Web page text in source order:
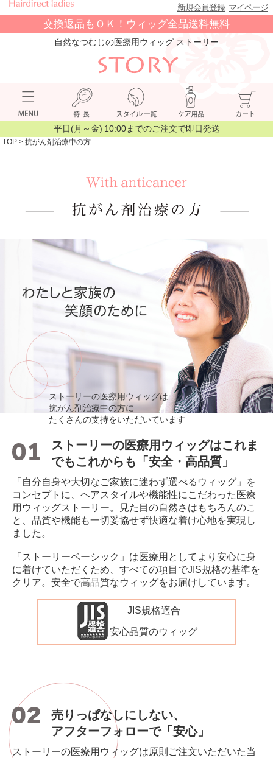
新規会員登録 マイページ
交換返品もＯＫ！ウィッグ全品送料無料
自然なつむじの医療用ウィッグ ストーリー
平日(月～金) 10:00までのご注文で即日発送
TOP >抗がん剤治療中の方
ストーリーの医療用ウィッグは
抗がん剤治療中の方に
たくさんの支持をいただいています
ストーリーの医療用ウィッグはこれま
でもこれからも「安全・高品質」
「自分自身や大切なご家族に迷わず選べるウィッグ」を
コンセプトに、ヘアスタイルや機能性にこだわった医療
用ウィッグストーリー。見た目の自然さはもちろんのこ
と、品質や機能も一切妥協せず快適な着け心地を実現し
ました。
「ストーリーベーシック」は医療用としてより安心に身
に着けていただくため、すべての項目でJIS規格の基準を
クリア。安全で高品質なウィッグをお届けしています。
JIS規格適合
安心品質のウィッグ
売りっぱなしにしない、
アフターフォローで「安心」
ストーリーの医療用ウィッグは原則ご注文いただいた当